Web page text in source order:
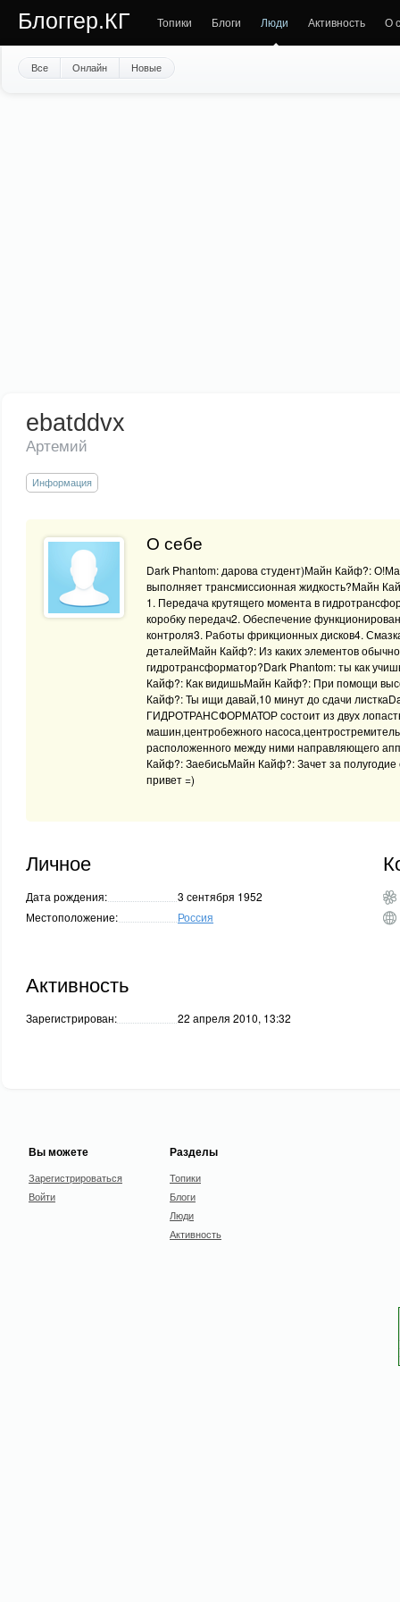
Блоггер.КГ Топики Блоги Люди Активность О
Все Онлайн Новые
ebatddvx
Артемий
Информация
О себе
Dark Phantom: дарова студент)Майн Кайф?:
выполняет трансмиссионная жидкость?Майн
1. Передача крутящего момента в
коробку передач2. Обеспечение
контроля3. Работы фрикционных дисков4.
деталейМайн Кайф?: Из каких элементов
гидротрансформатор?Dark Phantom: ты как
Кайф?: Как видишьМайн Кайф?: При помощи
Кайф?: Ты ищи давай,10 минут до сдачи
ГИДРОТРАНСФОРМАТОР состоит из двух
машин,центробежного
расположенного между ними направляющего
Кайф?: ЗаебисьМайн Кайф?: Зачет за
привет =)
Личное
Дата рождения:
3 сентября 1952
Местоположение:
Россия
Активность
Зарегистрирован: 22 апреля 2010, 13:32
Вы можете
Зарегистрироваться
Войти
Разделы
Топики
Блоги
Люди
Активность